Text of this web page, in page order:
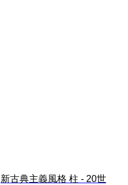
新古典主義風格 柱 - 20世